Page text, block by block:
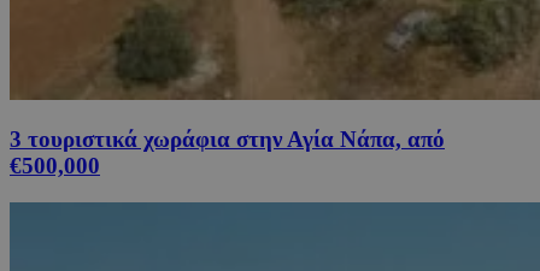
3 τουριστικά χωράφια στην Αγία Νάπα, από
€500,000